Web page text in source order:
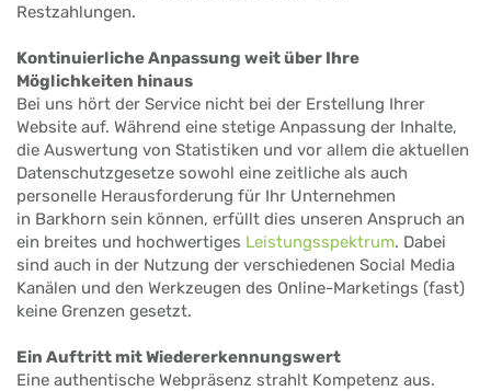
Restzahlungen.
Kontinuierliche Anpassung weit über Ihre
Möglichkeiten hinaus
Bei uns hört der Service nicht bei der Erstellung Ihrer
Website auf. Während eine stetige Anpassung der Inhalte,
die Auswertung von Statistiken und vor allem die aktuellen
Datenschutzgesetze sowohl eine zeitliche als auch
personelle Herausforderung für Ihr Unternehmen
in Barkhorn sein können, erfüllt dies unseren Anspruch an
ein breites und hochwertiges Leistungsspektrum. Dabei
sind auch in der Nutzung der verschiedenen Social Media
Kanälen und den Werkzeugen des Online-Marketings (fast)
keine Grenzen gesetzt.
Ein Auftritt mit Wiedererkennungswert
Eine authentische Webpräsenz strahlt Kompetenz aus.